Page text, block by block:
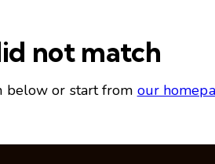
not match
below or start from our